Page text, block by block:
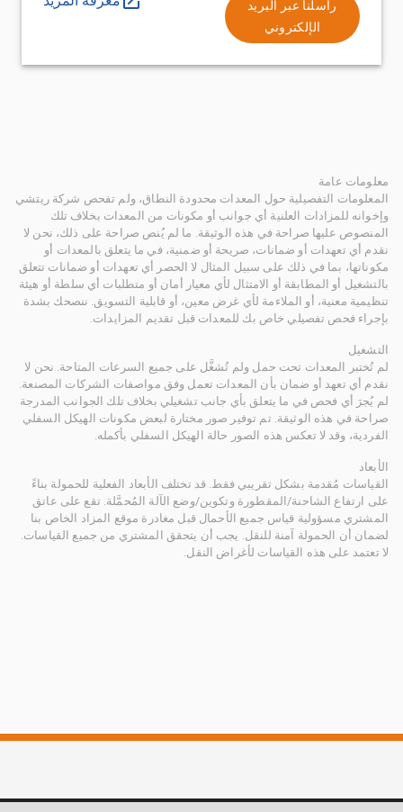
راسلنا عبر البريد
الإلكتروني
معلومات عامة
المعلومات التفصيلية حول المعدات محدودة النطاق، ولم تفحص شركة ريتشي
وإخوانه للمزادات العلنية أي جوانب أو مكونات من المعدات بخلاف تلك
المنصوص عليها صراحة في هذه الوثيقة. ما لم يُنص صراحة على ذلك، نحن لا
نقدم أي تعهدات أو ضمانات، صريحة أو ضمنية، في ما يتعلق بالمعدات أو
مكوناتها، بما في ذلك على سبيل المثال لا الحصر أي تعهدات أو ضمانات تتعلق
بالتشغيل أو المطابقة أو الامتثال لأي معيار أمان أو متطلبات أي سلطة أو هيئة
تنظيمية معنية، أو الملاءمة لأي غرض معين، أو قابلية التسويق. ننصحك بشدة
بإجراء فحص تفصيلي خاص بك للمعدات قبل تقديم المزايدات.
التشغيل
لم تُختبر المعدات تحت حمل ولم تُشغَّل على جميع السرعات المتاحة. نحن لا
نقدم أي تعهد أو ضمان بأن المعدات تعمل وفق مواصفات الشركات المصنعة.
لم يُجرَ أي فحص في ما يتعلق بأي جانب تشغيلي بخلاف تلك الجوانب المدرجة
صراحة في هذه الوثيقة. تم توفير صور مختارة لبعض مكونات الهيكل السفلي
الفردية، وقد لا تعكس هذه الصور حالة الهيكل السفلي بأكمله.
الأبعاد
القياسات مُقدمة بشكل تقريبي فقط. قد تختلف الأبعاد الفعلية للحمولة بناءً
على ارتفاع الشاحنة/المقطورة وتكوين/وضع الآلة المُحمَّلة. تقع على عاتق
المشتري مسؤولية قياس جميع الأحمال قبل مغادرة موقع المزاد الخاص بنا
لضمان أن الحمولة آمنة للنقل. يجب أن يتحقق المشتري من جميع القياسات.
لا تعتمد على هذه القياسات لأغراض النقل.